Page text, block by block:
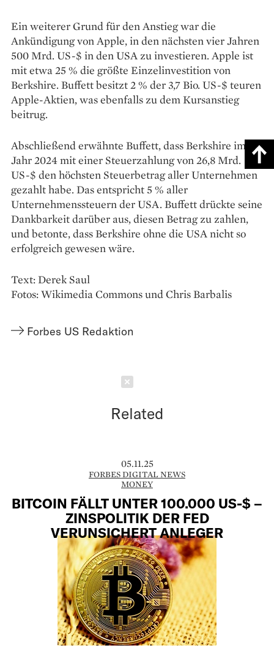
Ein weiterer Grund für den Anstieg war die
Ankündigung von Apple, in den nächsten vier Jahren
500 Mrd. US-$ in den USA zu investieren. Apple ist
mit etwa 25 % die größte Einzelinvestition von
Berkshire. Buffett besitzt 2 % der 3,7 Bio. US-$ teuren
Apple-Aktien, was ebenfalls zu dem Kursanstieg
beitrug.
Abschließend erwähnte Buffett, dass Berkshire im
Jahr 2024 mit einer Steuerzahlung von 26,8 Mrd.
US-$ den höchsten Steuerbetrag aller Unternehmen
gezahlt habe. Das entspricht 5 % aller
Unternehmenssteuern der USA. Buffett drückte seine
Dankbarkeit darüber aus, diesen Betrag zu zahlen,
und betonte, dass Berkshire ohne die USA nicht so
erfolgreich gewesen wäre.
Text: Derek Saul
Fotos: Wikimedia Commons und Chris Barbalis
Forbes US Redaktion
Related
05.11.25
FORBES DIGITAL NEWS
MONEY
BITCOIN FÄLLT UNTER 100.000 US-$ –
ZINSPOLITIK DER FED
VERUNSICHERT ANLEGER